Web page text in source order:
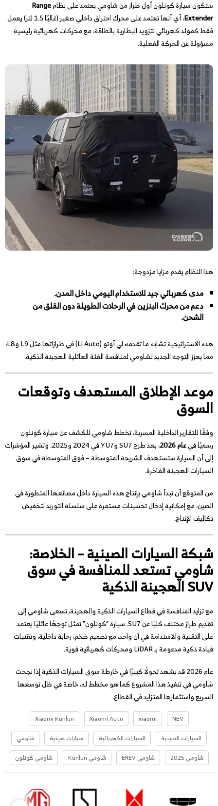
ستكون سيارة كونلون أول طراز من شاومي يعتمد على نظامRange
Extender
، أي أنها تعتمد على محرك احتراق داخلي صغير (غالبًا 1.5 لتر) يعمل
فقط كمولد كهربائي لتزويد البطارية بالطاقة، مع محركات كهربائية رئيسية
مسؤولة عن الحركة الفعلية.
هذا النظام يقدم مزايا مزدوجة:
مدى كهربائي جيد للاستخدام اليومي داخل المدن.
دعم من محرك البنزين في الرحلات الطويلة دون القلق من
الشحن.
هذه الاستراتيجية تشابه ما تقدمه لي أوتو (Li Auto) في طرازاتها مثل L9 وL8،
مما يعزز التوجه الجديد لشاومي لمنافسة الفئة العائلية الهجينة الذكية.
موعد الإطلاق المستهدف وتوقعات
السوق
وفقًا للتقارير الداخلية المسربة، تخطط شاومي للكشف عن سيارة كونلون
رسميًا فيعام 2026
، بعد طرح SU7 وYU7 في 2024 و2025. وتشير المؤشرات
إلى أن السيارة ستستهدف الشريحة المتوسطة – فوق المتوسطة في سوق
السيارات الهجينة الفاخرة.
من المتوقع أن تبدأ شاومي بإنتاج هذه السيارة داخل مصانعها المتطورة في
الصين، مع إمكانية إدخال تحسينات مستمرة على سلسلة التوريد لتخفيض
تكاليف الإنتاج.
شبكة السيارات الصينية – الخلاصة:
شاومي تستعد للمنافسة في سوق
SUV الهجينة الذكية
مع تزايد المنافسة في قطاع السيارات الذكية والهجينة، تسعى شاومي إلى
تقديم طراز مختلف كليًا عن SU7. سيارة “كونلون” تمثل توجهًا عائليًا يعتمد
على التقنية والاستدامة في آن واحد، مع تصميم ضخم، رحابة داخلية، وتقنيات
قيادة ذكية مدعومة بـ LiDAR ومحركات كهربائية قوية.
عام 2026 قد يشهد تحولًا كبيرًا في خارطة سوق السيارات الذكية إذا نجحت
شاومي في تنفيذ هذا المشروع كما هو مخطط له، خاصة في ظل توسعها
السريع واستثمارها المتزايد في القطاع.
NEV
xiaomi
Xiaomi Auto
Xiaomi Kunlun
السيارات الصينية
السيارات الكهربائية سيارات صينية
شاومي
شاومي 2025
شاومي EREV شاومي Kunlun شاومي كونلون